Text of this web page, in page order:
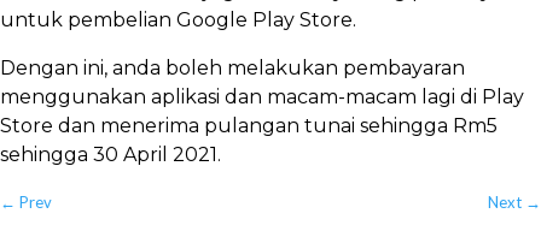
untuk pembelian Google Play Store.
Dengan ini, anda boleh melakukan pembayaran
menggunakan aplikasi dan macam-macam lagi di Play
Store dan menerima pulangan tunai sehingga Rm5
sehingga 30 April 2021.
← Prev Next →